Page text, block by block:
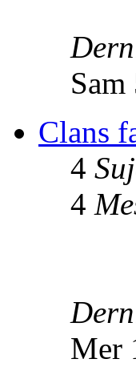
Clans
4
4
Mer